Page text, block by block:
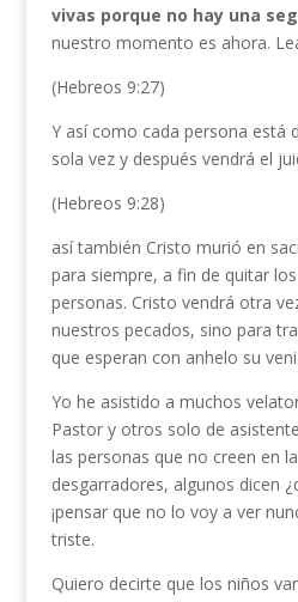
vivas porque no hay una
nuestro momento es ahora.
(Hebreos 9:27)
Y así como cada persona está
sola vez y después vendrá el
(Hebreos 9:28)
así también Cristo murió en
para siempre, a fin de quitar
personas. Cristo vendrá otra
nuestros pecados, sino para
que esperan con anhelo su
Yo he asistido a muchos
Pastor y otros solo de
las personas que no creen en
desgarradores, algunos dicen
¡pensar que no lo voy a ver
triste.
Quiero decirte que los niños